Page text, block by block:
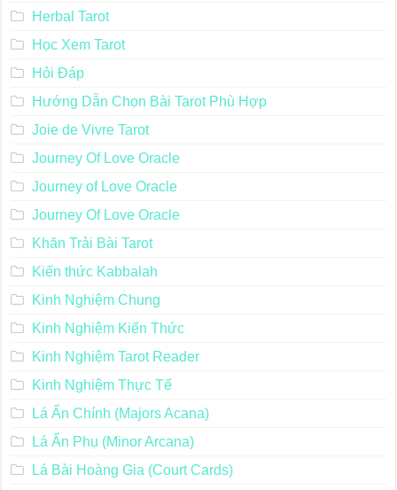
Herbal Tarot
Học Xem Tarot
Hỏi Đáp
Hướng Dẫn Chọn Bài Tarot Phù Hợp
Joie de Vivre Tarot
Journey Of Love Oracle
Journey of Love Oracle
Journey Of Love Oracle
Khăn Trải Bài Tarot
Kiến thức Kabbalah
Kinh Nghiệm Chung
Kinh Nghiệm Kiến Thức
Kinh Nghiệm Tarot Reader
Kinh Nghiệm Thực Tế
Lá Ẩn Chính (Majors Acana)
Lá Ẩn Phụ (Minor Arcana)
Lá Bài Hoàng Gia (Court Cards)